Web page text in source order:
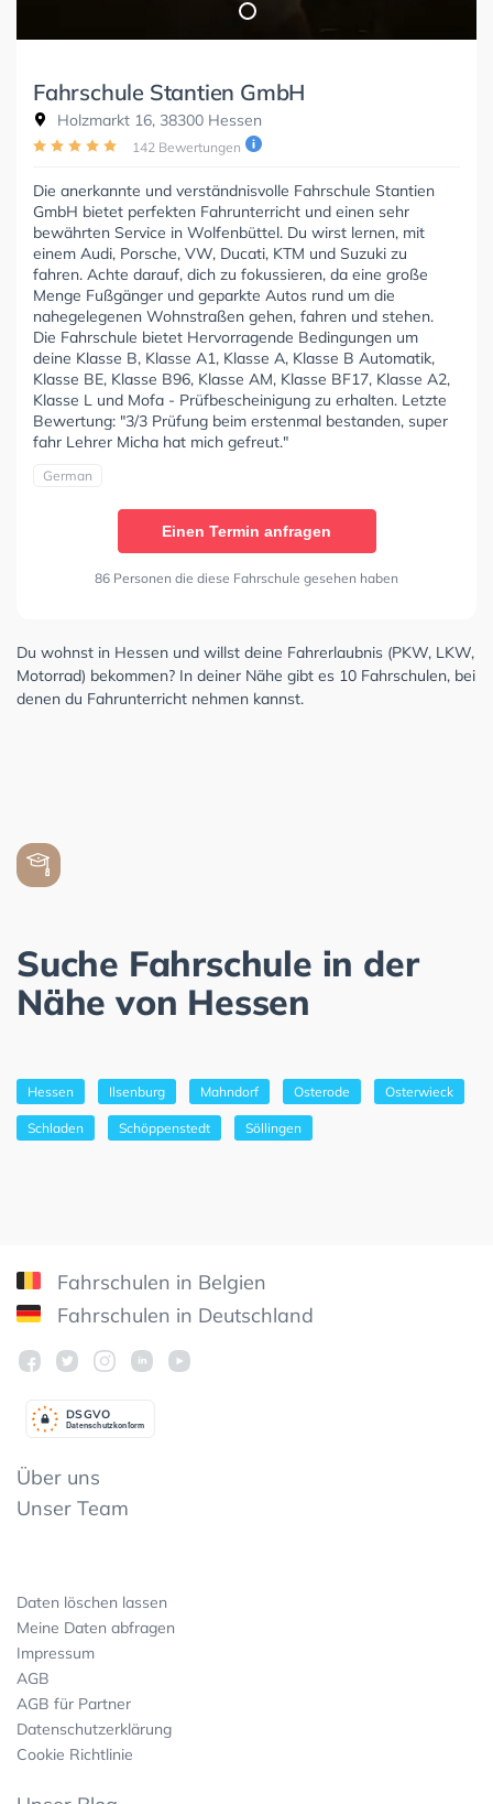
Fahrschule Stantien GmbH
Holzmarkt 16, 38300 Hessen
142 Bewertungen
Die anerkannte und verständnisvolle Fahrschule Stantien
GmbH bietet perfekten Fahrunterricht und einen sehr
bewährten Service in Wolfenbüttel. Du wirst lernen, mit
einem Audi, Porsche, VW, Ducati, KTM und Suzuki zu
fahren. Achte darauf, dich zu fokussieren, da eine große
Menge Fußgänger und geparkte Autos rund um die
nahegelegenen Wohnstraßen gehen, fahren und stehen.
Die Fahrschule bietet Hervorragende Bedingungen um
deine Klasse B, Klasse A1, Klasse A, Klasse B Automatik,
Klasse BE, Klasse B96, Klasse AM, Klasse BF17, Klasse A2,
Klasse L und Mofa - Prüfbescheinigung zu erhalten. Letzte
Bewertung: "3/3 Prüfung beim erstenmal bestanden, super
fahr Lehrer Micha hat mich gefreut."
German
Einen Termin anfragen
86 Personen die diese Fahrschule gesehen haben
Du wohnst in Hessen und willst deine Fahrerlaubnis (PKW, LKW,
Motorrad) bekommen? In deiner Nähe gibt es 10 Fahrschulen, bei
denen du Fahrunterricht nehmen kannst.
Suche Fahrschule in der
Nähe von Hessen
Hessen Ilsenburg Mahndorf Osterode Osterwieck
Schladen Schöppenstedt Söllingen
Fahrschulen in Belgien
Fahrschulen in Deutschland
Datenschutzkonform
DSGVO
Über uns
Unser Team
Daten löschen lassen
Meine Daten abfragen
Impressum
AGB
AGB für Partner
Datenschutzerklärung
Cookie Richtlinie